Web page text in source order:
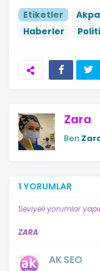
Etiketler
Haberler
Zara
Ben
1 YORUMLAR
Seviyeli yorumlar
ZARA
AK SEO